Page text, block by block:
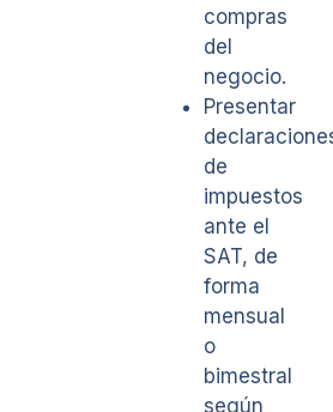
compras
del
negocio.
Presentar
de
impuestos
ante el
SAT, de
forma
mensual
o
bimestral
según